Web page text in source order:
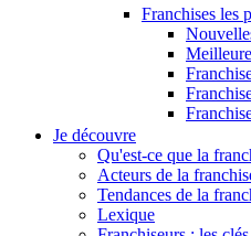
Franchises les
Je découvre
Qu'est-ce que la
Acteurs de la
Tendances de la
Lexique